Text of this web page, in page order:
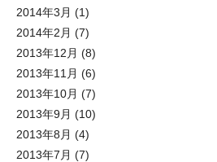
2014年3月 (1)
2014年2月 (7)
2013年12月 (8)
2013年11月 (6)
2013年10月 (7)
2013年9月 (10)
2013年8月 (4)
2013年7月 (7)